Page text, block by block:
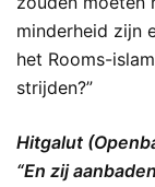
minderheid zijn
het Rooms-
strijden?”
Hitgalut
“En zij